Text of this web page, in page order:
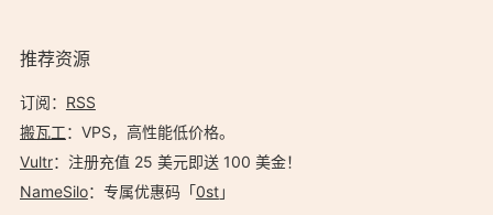
推荐资源
订阅： RSS
搬瓦工：VPS，高性能低价格。️
Vultr：注册充值 25 美元即送 100 美金！
NameSilo：专属优惠码「0st」